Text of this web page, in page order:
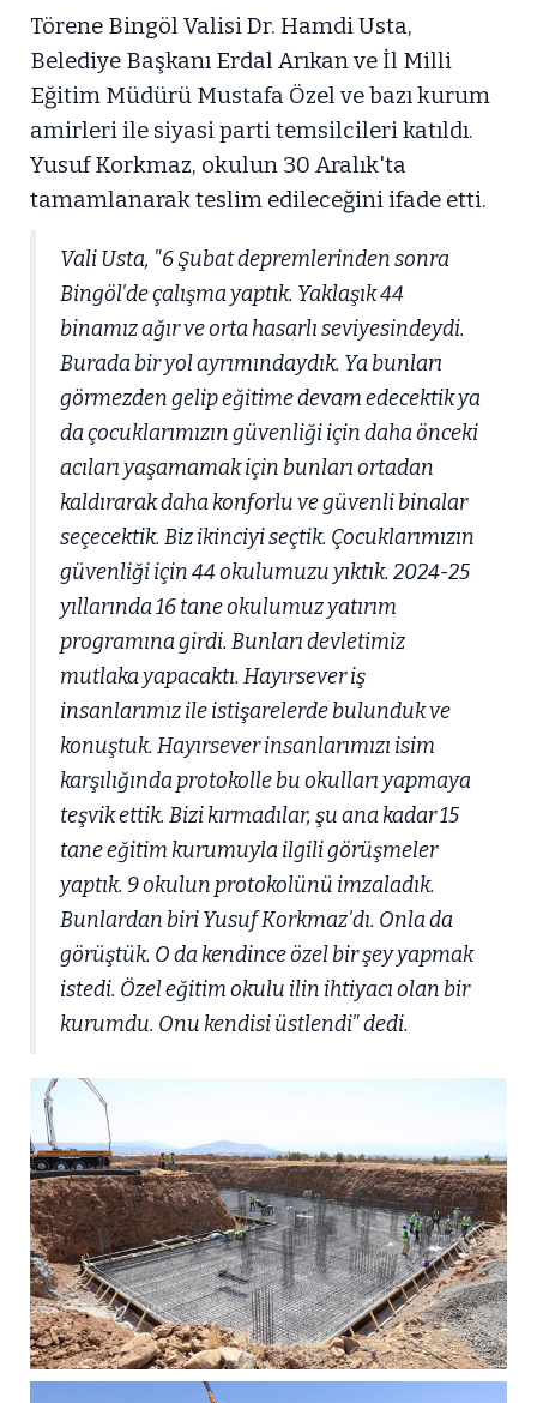
Törene Bingöl Valisi Dr. Hamdi Usta,
Belediye Başkanı Erdal Arıkan ve İl Milli
Eğitim Müdürü Mustafa Özel ve bazı kurum
amirleri ile siyasi parti temsilcileri katıldı.
Yusuf Korkmaz, okulun 30 Aralık'ta
tamamlanarak teslim edileceğini ifade etti.
Vali Usta, "6 Şubat depremlerinden sonra
Bingöl'de çalışma yaptık. Yaklaşık 44
binamız ağır ve orta hasarlı seviyesindeydi.
Burada bir yol ayrımındaydık. Ya bunları
görmezden gelip eğitime devam edecektik ya
da çocuklarımızın güvenliği için daha önceki
acıları yaşamamak için bunları ortadan
kaldırarak daha konforlu ve güvenli binalar
seçecektik. Biz ikinciyi seçtik. Çocuklarımızın
güvenliği için 44 okulumuzu yıktık. 2024-25
yıllarında 16 tane okulumuz yatırım
programına girdi. Bunları devletimiz
mutlaka yapacaktı. Hayırsever iş
insanlarımız ile istişarelerde bulunduk ve
konuştuk. Hayırsever insanlarımızı isim
karşılığında protokolle bu okulları yapmaya
teşvik ettik. Bizi kırmadılar, şu ana kadar 15
tane eğitim kurumuyla ilgili görüşmeler
yaptık. 9 okulun protokolünü imzaladık.
Bunlardan biri Yusuf Korkmaz'dı. Onla da
görüştük. O da kendince özel bir şey yapmak
istedi. Özel eğitim okulu ilin ihtiyacı olan bir
kurumdu. Onu kendisi üstlendi" dedi.